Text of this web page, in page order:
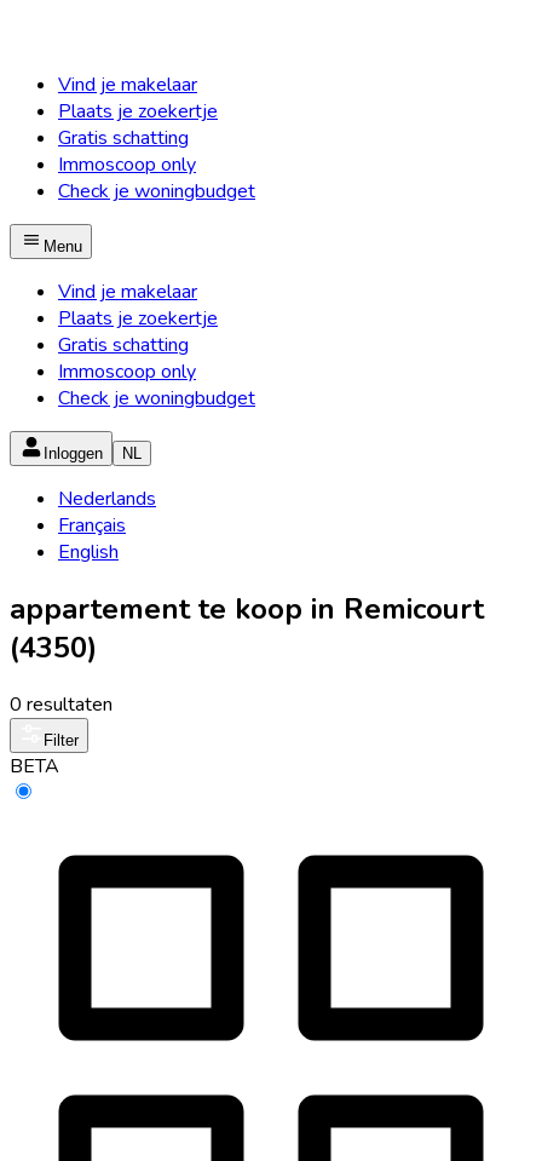
Vind je makelaar
Plaats je zoekertje
Gratis schatting
Immoscoop only
Check je woningbudget
Menu
Vind je makelaar
Plaats je zoekertje
Gratis schatting
Immoscoop only
Check je woningbudget
Inloggen NL
Nederlands
Français
English
appartement te koop in Remicourt
(4350)
0 resultaten
Filter
BETA